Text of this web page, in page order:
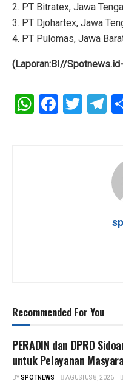
2. PT Bitratex, Jawa
3. PT Djohartex, Jawa
4. PT Pulomas, Jawa
(Laporan:BI//
W
h
F
a
T
wi
T
el
gr
a
m
Recommended For You
PERADIN dan DPRD
untuk Pelayanan
BYSPOTNEWS AGUSTUS 8, 2026